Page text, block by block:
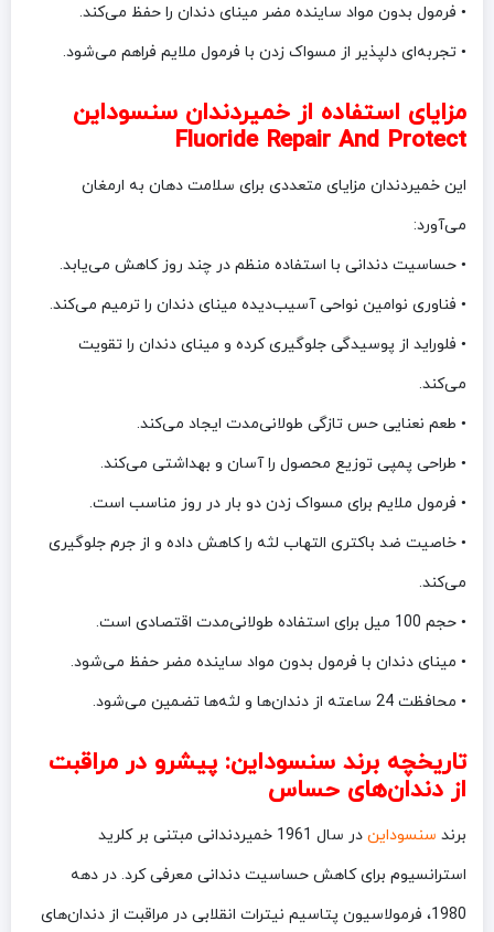
• فرمول بدون مواد ساینده مضر مینای دندان را حفظ می‌کند.
• تجربه‌ای دلپذیر از مسواک زدن با فرمول ملایم فراهم می‌شود.
مزایای استفاده از خمیردندان سنسوداین
Fluoride Repair And Protect
این خمیردندان مزایای متعددی برای سلامت دهان به ارمغان
می‌آورد:
• حساسیت دندانی با استفاده منظم در چند روز کاهش می‌یابد.
• فناوری نوامین نواحی آسیب‌دیده مینای دندان را ترمیم می‌کند.
• فلوراید از پوسیدگی جلوگیری کرده و مینای دندان را تقویت
می‌کند.
• طعم نعنایی حس تازگی طولانی‌مدت ایجاد می‌کند.
• طراحی پمپی توزیع محصول را آسان و بهداشتی می‌کند.
• فرمول ملایم برای مسواک زدن دو بار در روز مناسب است.
• خاصیت ضد باکتری التهاب لثه را کاهش داده و از جرم جلوگیری
می‌کند.
• حجم 100 میل برای استفاده طولانی‌مدت اقتصادی است.
• مینای دندان با فرمول بدون مواد ساینده مضر حفظ می‌شود.
• محافظت 24 ساعته از دندان‌ها و لثه‌ها تضمین می‌شود.
تاریخچه برند سنسوداین: پیشرو در مراقبت
از دندان‌های حساس
برند سنسوداین
در سال 1961 خمیردندانی مبتنی بر کلرید
استرانسیوم برای کاهش حساسیت دندانی معرفی کرد. در دهه
1980، فرمولاسیون پتاسیم نیترات انقلابی در مراقبت از دندان‌های